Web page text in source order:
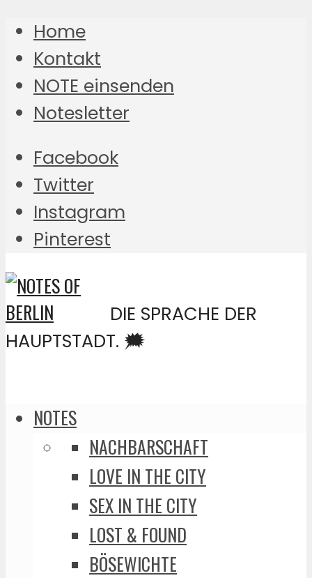
Home
Kontakt
NOTE einsenden
Notesletter
Facebook
Twitter
Instagram
Pinterest
DIE SPRACHE DER
HAUPTSTADT. 🗯️
NOTES
NACHBARSCHAFT
LOVE IN THE CITY
SEX IN THE CITY
LOST & FOUND
BÖSEWICHTE